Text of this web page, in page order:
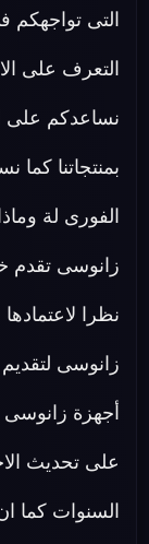
التى تواجهكم
التعرف على
نساعدكم على
بمنتجاتنا
الفورى لة
زانوسى تقدم
نظرا
زانوسى
أجهزة
على تحديث
السنوات كما